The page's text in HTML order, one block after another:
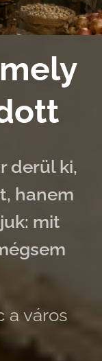
derül ki,
hanem
mit
a város